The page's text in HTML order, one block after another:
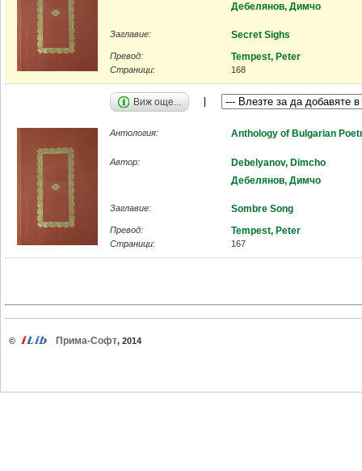
Дебелянов, Димчо
Заглавие: Secret Sighs
Превод: Tempest, Peter
Страници: 168
Виж още...
Антология: Anthology of Bulgarian
Автор:
Debelyanov, Dimcho
Дебелянов, Димчо
Заглавие: Sombre Song
Превод: Tempest, Peter
Страници: 167
© Прима-Софт, 2014